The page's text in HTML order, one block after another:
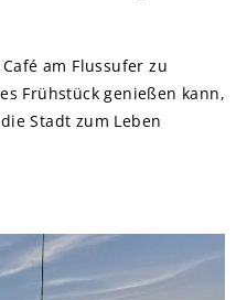
am Flussufer zu
Frühstück genießen kann,
Stadt zum Leben